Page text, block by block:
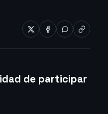
de participar